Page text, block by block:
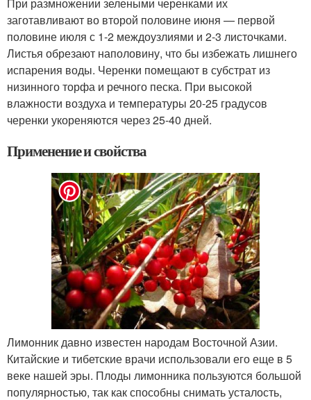
При размножении зелеными черенками их
заготавливают во второй половине июня — первой
половине июля с 1-2 междоузлиями и 2-3 листочками.
Листья обрезают наполовину, что бы избежать лишнего
испарения воды. Черенки помещают в субстрат из
низинного торфа и речного песка. При высокой
влажности воздуха и температуры 20-25 градусов
черенки укореняются через 25-40 дней.
Применение и свойства
Лимонник давно известен народам Восточной Азии.
Китайские и тибетские врачи использовали его еще в 5
веке нашей эры. Плоды лимонника пользуются большой
популярностью, так как способны снимать усталость,